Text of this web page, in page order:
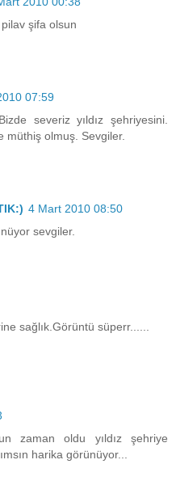
pilav şifa olsun
07:59
severiz yıldız şehriyesini.
müthiş olmuş. Sevgiler.
4 Mart 2010 08:50
sevgiler.
sağlık.Görüntü süperr......
zaman oldu yıldız şehriye
harika görünüyor...